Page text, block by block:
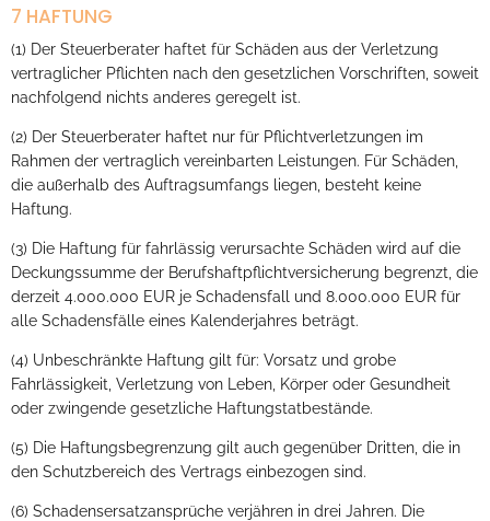
7 HAFTUNG
(1) Der Steuerberater haftet für Schäden aus der Verletzung
vertraglicher Pflichten nach den gesetzlichen Vorschriften, soweit
nachfolgend nichts anderes geregelt ist.
(2) Der Steuerberater haftet nur für Pflichtverletzungen im
Rahmen der vertraglich vereinbarten Leistungen. Für Schäden,
die außerhalb des Auftragsumfangs liegen, besteht keine
Haftung.
(3) Die Haftung für fahrlässig verursachte Schäden wird auf die
Deckungssumme der Berufshaftpflichtversicherung begrenzt, die
derzeit 4.000.000 EUR je Schadensfall und 8.000.000 EUR für
alle Schadensfälle eines Kalenderjahres beträgt.
(4) Unbeschränkte Haftung gilt für: Vorsatz und grobe
Fahrlässigkeit, Verletzung von Leben, Körper oder Gesundheit
oder zwingende gesetzliche Haftungstatbestände.
(5) Die Haftungsbegrenzung gilt auch gegenüber Dritten, die in
den Schutzbereich des Vertrags einbezogen sind.
(6) Schadensersatzansprüche verjähren in drei Jahren. Die